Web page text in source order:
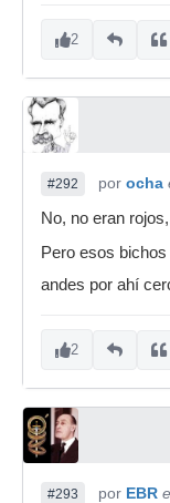
2
#292 por ocha
No, no eran
Pero esos
andes por ahí
2
#293 por EBR